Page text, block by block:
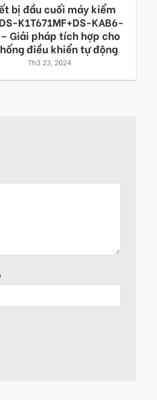
bị đầu cuối máy kiểm
K1T671MF+DS-KAB6-
Giải pháp tích hợp cho
điều khiển tự động
Th3 23, 2024